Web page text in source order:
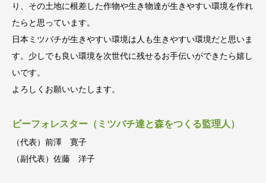
り、その土地に根差した作物や生き物達が生きやすい環境を作れ
たらと思っています。
日本ミツバチが生きやすい環境は人も生きやすい環境だと思いま
す。少しでも良い環境を次世代に残せるお手伝いができたら嬉し
いです。
よろしくお願いいたします。
ビーフォレスター（ミツバチ達と森をつくる監理人）
（代表）前澤 寛子
（副代表）佐藤 洋子